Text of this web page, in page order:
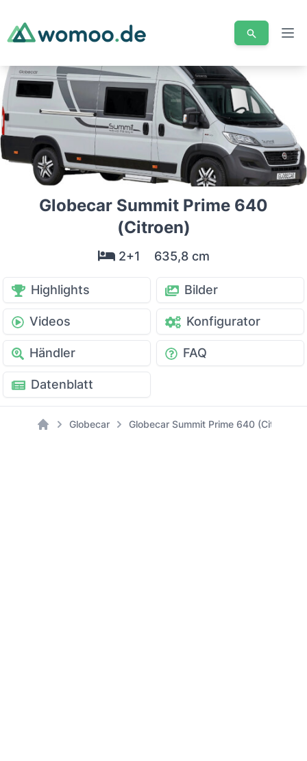
Globecar Summit Prime 640
(Citroen)
2+1 635,8 cm
Highlights Bilder
Videos Konfigurator
Händler FAQ
Datenblatt
Globecar Globecar Summit Prime 640 (Citroen)